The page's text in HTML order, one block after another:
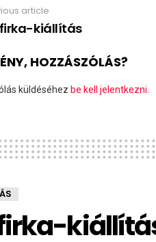
article
kiállítás
HOZZÁSZÓLÁS?
küldéséhez be kell jelentkezni